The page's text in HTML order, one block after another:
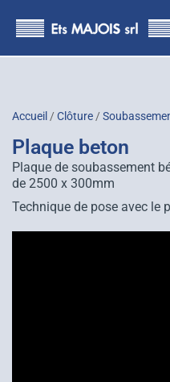
Accueil / Clôture /
Plaque beton
Plaque de soubassement
de 2500 x 300mm
Technique de pose avec le